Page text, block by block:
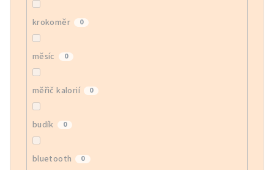
krokoměr 0
měsíc 0
měřič kalorií 0
budík 0
bluetooth 0